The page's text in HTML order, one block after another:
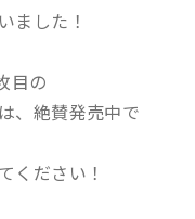
ました！
目の
、絶賛発売中で
ください！